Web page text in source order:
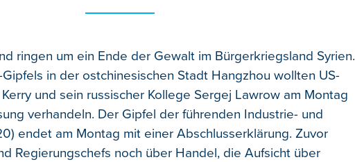
ringen um ein Ende der Gewalt im Bürgerkriegsland Syrien.
in der ostchinesischen Stadt Hangzhou wollten US-
und sein russischer Kollege Sergej Lawrow am Montag
verhandeln. Der Gipfel der führenden Industrie- und
endet am Montag mit einer Abschlusserklärung. Zuvor
Regierungschefs noch über Handel, die Aufsicht über